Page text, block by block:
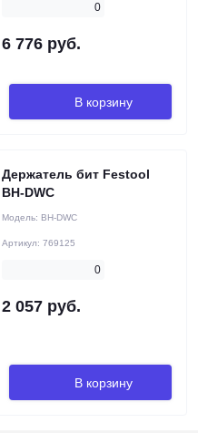
0
6 776 руб.
В корзину
Держатель бит Festool
BH-DWC
Модель: BH-DWC
Артикул: 769125
0
2 057 руб.
В корзину